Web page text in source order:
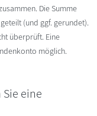
Die Summe
(und ggf. gerundet).
überprüft. Eine
möglich.
eine